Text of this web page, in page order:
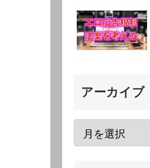
アーカイブ